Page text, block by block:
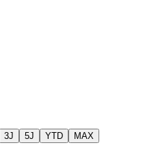
3J 5J YTD MAX